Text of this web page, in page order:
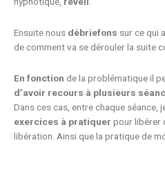
Ensuite nous débriefons sur ce qui
de comment va se dérouler la suite
En fonction de la problématique il
d’avoir recours à plusieurs
Dans ces cas, entre chaque séance,
exercices à pratiquer pour libérer
libération. Ainsi que la pratique de